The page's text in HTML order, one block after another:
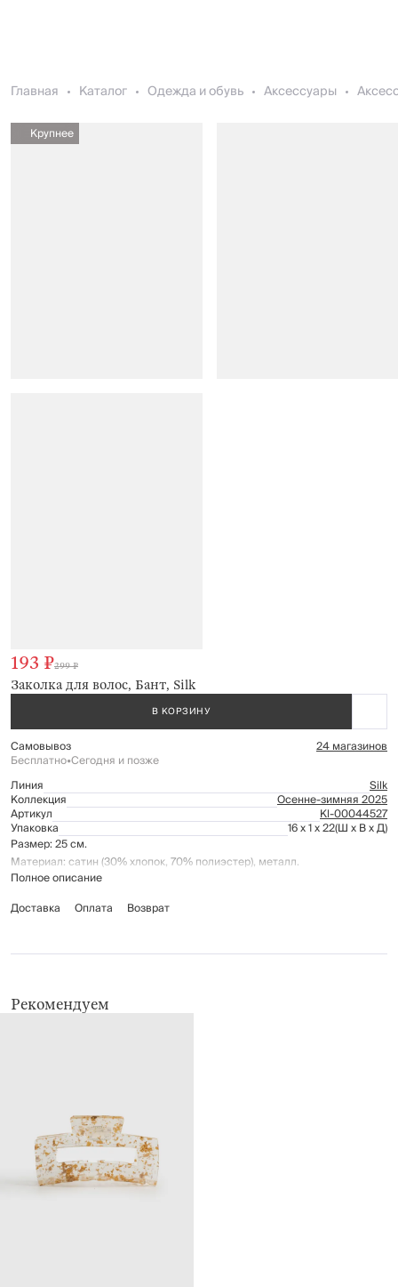
Главная Каталог Одежда и обувь Аксессуары
Крупнее
Заколка для волос, Бант, Silk
193 ₽299 ₽
В КОРЗИНУ
Самовывоз 24 магазинов
Бесплатно•Сегодня и позже
Линия
Silk
Коллекция Осенне-зимняя 2025
Артикул Kl-00044527
Упаковка 16 x 1 x 22(Ш x В x Д)
Размер: 25 см.
Материал: сатин (30% хлопок, 70% полиэстер), металл.
Полное описание
Доставка
Оплата Возврат
Рекомендуем